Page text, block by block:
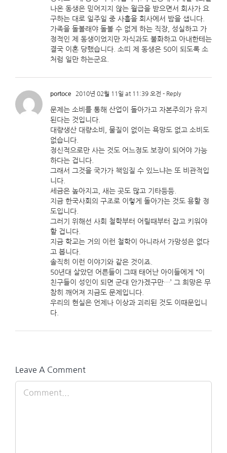
나온 동생은 믿어지지 않는 월급을 받으면서 회사가 요
구하는 대로 일주일 중 사흘을 회사에서 밤을 샙니다.
가족을 돌볼래야 돌볼 수 없게 하는 직장, 성실하고 가
정적인 제 동생이었지만 자식과도 불화하고 아내한테는
결국 이혼 당했습니다. 소띠 제 동생은 50이 되도록 소
처럼 일만 하는군요.
portoce 2010년 02월 11일 at 11:39 오전 - Reply
문제는 소비를 통해 산업이 돌아가고 자본주의가 유지
된다는 것입니다.
대량생산 대량소비, 물질이 없이는 욕망도 없고 소비도
없습니다.
정신적으로만 사는 것도 어느정도 보장이 되어야 가능
하다는 겁니다.
그래서 그것을 국가가 책임질 수 있느냐는 또 비관적입
니다.
세금은 높아지고, 새는 곳도 많고 기타등등.
지금 한국사회의 구조로 이렇게 돌아가는 것도 용할 정
도입니다.
그러기 위해선 사회 철학부터 어릴때부터 잡고 키워야
할 겁니다.
지금 학교는 거의 이런 철학이 아니라서 가망성은 없다
고 봅니다.
솔직히 이런 이야기와 같은 것이죠.
50년대 살았던 어른들이 그때 태어난 아이들에게 “이
친구들이 성인이 되면 군대 안가겠구만…’ 그 희망은 무
참히 깨어져 지금도 문제입니다.
우리의 현실은 언제나 이상과 괴리된 것도 이때문입니
다.
Leave A Comment